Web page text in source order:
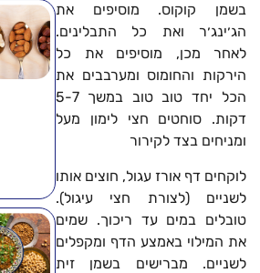
בשמן קוקוס. מוסיפים את
הג׳ינג׳ר ואת כל התבלינים.
לאחר מכן, מוסיפים את כל
הירקות והחומוס ומערבבים את
הכל יחד טוב טוב במשך 5-7
דקות. סוחטים חצי לימון מעל
ומניחים בצד לקירור
לוקחים דף אורז עגול, חוצים אותו
לשניים (לצורת חצי עיגול).
טובלים במים עד ריכוך. שמים
את המילוי באמצע הדף ומקפלים
לשניים. מברישים בשמן זית